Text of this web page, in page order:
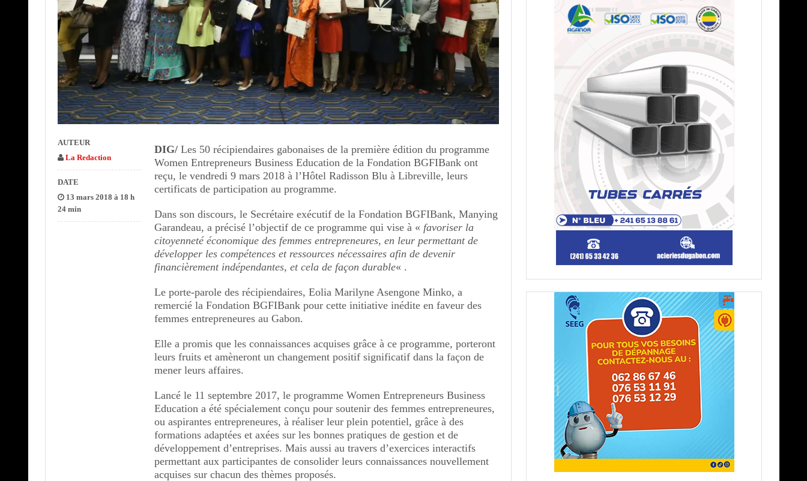
DIG/ Les 50 récipiendaires gabonaises de la première édition du programme
Women Entrepreneurs Business Education de la Fondation BGFIBank ont
reçu, le vendredi 9 mars 2018 à l’Hôtel Radisson Blu à Libreville, leurs
certificats de participation au programme.
Dans son discours, le Secrétaire exécutif de la Fondation BGFIBank, Manying
Garandeau, a précisé l’objectif de ce programme qui vise à « favoriser la
citoyenneté économique des femmes entrepreneures, en leur permettant de
développer les compétences et ressources nécessaires afin de devenir
financièrement indépendantes, et cela de façon durable« .
Le porte-parole des récipiendaires, Eolia Marilyne Asengone Minko, a
remercié la Fondation BGFIBank pour cette initiative inédite en faveur des
femmes entrepreneures au Gabon.
Elle a promis que les connaissances acquises grâce à ce programme, porteront
leurs fruits et amèneront un changement positif significatif dans la façon de
mener leurs affaires.
Lancé le 11 septembre 2017, le programme Women Entrepreneurs Business
Education a été spécialement conçu pour soutenir des femmes entrepreneures,
ou aspirantes entrepreneures, à réaliser leur plein potentiel, grâce à des
formations adaptées et axées sur les bonnes pratiques de gestion et de
développement d’entreprises. Mais aussi au travers d’exercices interactifs
permettant aux participantes de consolider leurs connaissances nouvellement
acquises sur chacun des thèmes proposés.
AUTEUR
La Redaction
DATE
13 mars 2018 à 18 h
24 min